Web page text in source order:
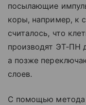
посылающие
коры, например, к
считалось, что
производят ЭТ‑ПН
а позже
слоев.
С помощью метода